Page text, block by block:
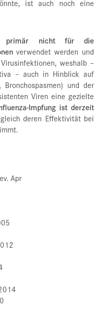
ist auch noch eine
primär nicht für die
verwendet werden und
weshalb –
– auch in Hinblick auf
Bronchospasmen) und der
Viren eine gezielte
Impfung ist derzeit
deren Effektivität bei
Apr